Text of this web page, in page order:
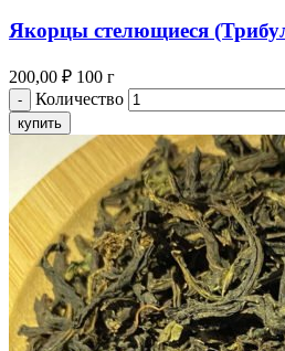
Якорцы стелющиеся
200,00 ₽ 100 г
Количество
купить